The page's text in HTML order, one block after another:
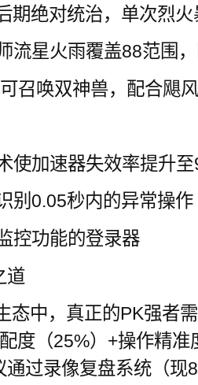
期绝对统治，单次烈
流星火雨覆盖88范围
召唤双神兽，配合飓
使加速器失效率提升
别0.05秒内的异常操作
控功能的登录器
道
态中，真正的PK强者
配度（25%）+操作精
通过录像复盘系统（现